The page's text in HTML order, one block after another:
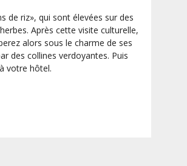
de riz», qui sont élevées sur des
Après cette visite culturelle,
alors sous le charme de ses
des collines verdoyantes. Puis
votre hôtel.